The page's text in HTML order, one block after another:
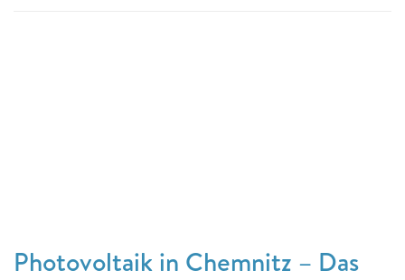
Photovoltaik in Chemnitz – Das